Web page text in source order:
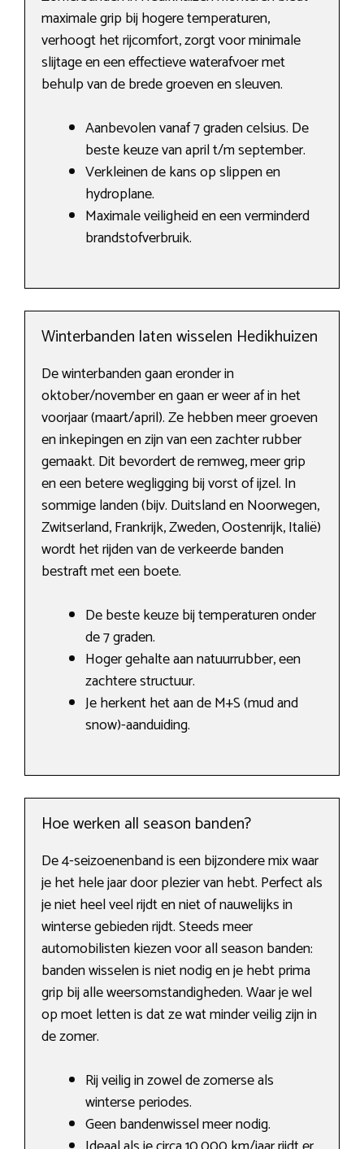
maximale grip bij hogere temperaturen,
verhoogt het rijcomfort, zorgt voor minimale
slijtage en een effectieve waterafvoer met
behulp van de brede groeven en sleuven.
Aanbevolen vanaf 7 graden celsius. De
beste keuze van april t/m september.
Verkleinen de kans op slippen en
hydroplane.
Maximale veiligheid en een verminderd
brandstofverbruik.
Winterbanden laten wisselen Hedikhuizen
De winterbanden gaan eronder in
oktober/november en gaan er weer af in het
voorjaar (maart/april). Ze hebben meer groeven
en inkepingen en zijn van een zachter rubber
gemaakt. Dit bevordert de remweg, meer grip
en een betere wegligging bij vorst of ijzel. In
sommige landen (bijv. Duitsland en Noorwegen,
Zwitserland, Frankrijk, Zweden, Oostenrijk, Italië)
wordt het rijden van de verkeerde banden
bestraft met een boete.
De beste keuze bij temperaturen onder
de 7 graden.
Hoger gehalte aan natuurrubber, een
zachtere structuur.
Je herkent het aan de M+S (mud and
snow)-aanduiding.
Hoe werken all season banden?
De 4-seizoenenband is een bijzondere mix waar
je het hele jaar door plezier van hebt. Perfect als
je niet heel veel rijdt en niet of nauwelijks in
winterse gebieden rijdt. Steeds meer
automobilisten kiezen voor all season banden:
banden wisselen is niet nodig en je hebt prima
grip bij alle weersomstandigheden. Waar je wel
op moet letten is dat ze wat minder veilig zijn in
de zomer.
Rij veilig in zowel de zomerse als
winterse periodes.
Geen bandenwissel meer nodig.